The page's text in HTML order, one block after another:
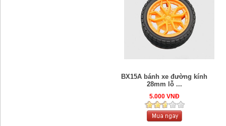
BX15A bánh xe đường kính
28mm lỗ ...
5.000 VNĐ